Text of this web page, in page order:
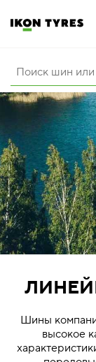
ШИНЫ
О
КАРЬЕРА
ПОКУПКА
Шины
высокое